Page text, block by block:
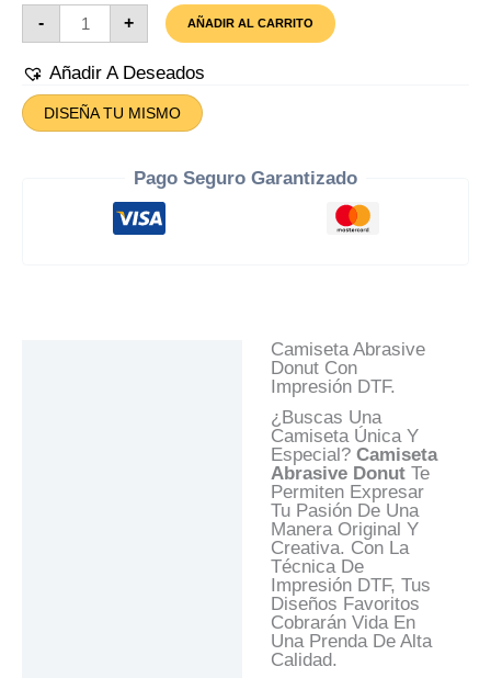
-
Camiseta
Abrasive
Donut
Cantidad
+ AÑADIR AL CARRITO
Añadir A Deseados
DISEÑA TU MISMO
Pago Seguro Garantizado
Camiseta Abrasive
Donut Con
Impresión DTF.
¿Buscas Una
Camiseta Única Y
Especial?Camiseta
Abrasive DonutTe
Permiten Expresar
Tu Pasión De Una
Manera Original Y
Creativa. Con La
Técnica De
Impresión DTF, Tus
Diseños Favoritos
Cobrarán Vida En
Una Prenda De Alta
Calidad.